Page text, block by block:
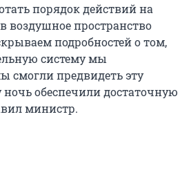
порядок действий на
воздушное пространство
подробностей о том,
систему мы
смогли предвидеть эту
обеспечили достаточную
министр.